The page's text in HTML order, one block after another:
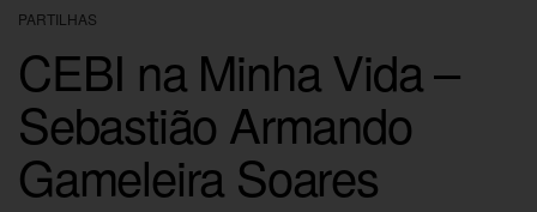
PARTILHAS
CEBI na Minha Vida –
Sebastião Armando
Gameleira Soares